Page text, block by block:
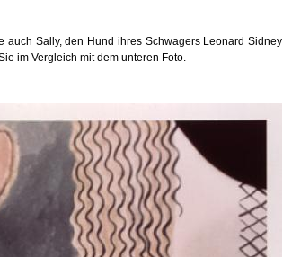
auch Sally, den Hund ihres Schwagers Leonard Sidney
im Vergleich mit dem unteren Foto.